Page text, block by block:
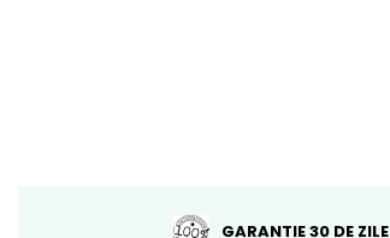
GARANTIE 30 DE ZILE